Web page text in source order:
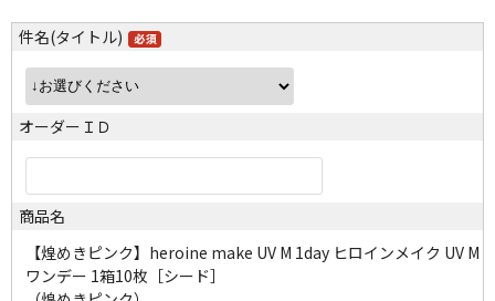
件名(タイトル)
オーダーＩＤ
商品名
【煌めきピンク】heroine make UV M 1day ヒロインメイク UV M
ワンデー 1箱10枚［シード］